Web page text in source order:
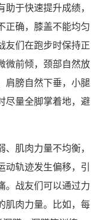
于快速提升成绩，
正确，膝盖不能均匀
友们在跑步时保持正
微前倾，颈部自然放
肩膀自然下垂，小腿
尽量全脚掌着地，避
肌肉力量不均衡，
动轨迹发生偏移，引
。战友们可以通过力
肌肉力量。比如，每